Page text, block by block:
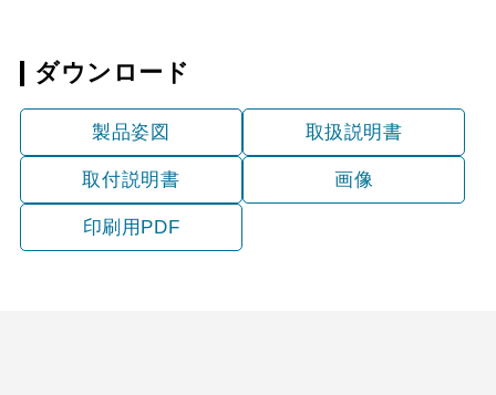
ダウンロード
製品姿図 取扱説明書
取付説明書 画像
印刷用PDF